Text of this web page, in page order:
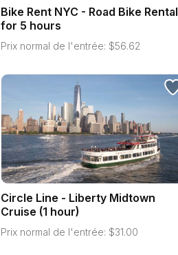
Bike Rent NYC - Road Bike Rental
for 5 hours
Prix normal de l'entrée: $56.62
Circle Line - Liberty Midtown
Cruise (1 hour)
Prix normal de l'entrée: $31.00